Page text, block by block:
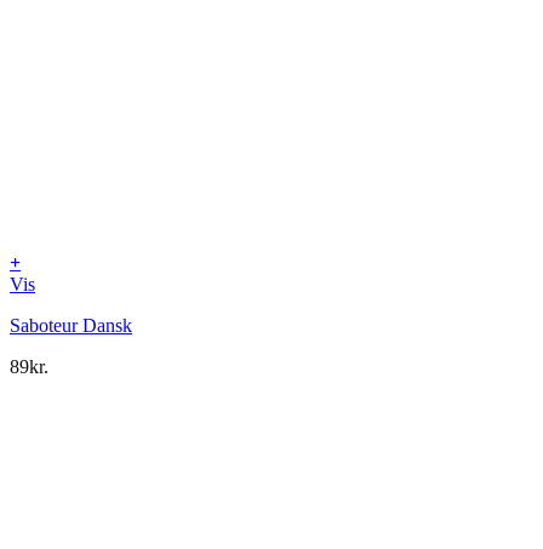
+
Vis
Saboteur Dansk
89kr.